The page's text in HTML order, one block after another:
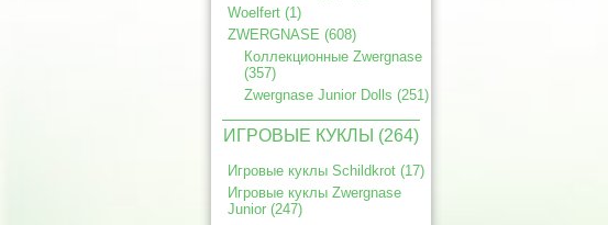
Woelfert (1)
ZWERGNASE (608)
Коллекционные Zwergnase
(357)
Zwergnase Junior Dolls (251)
ИГРОВЫЕ КУКЛЫ (264)
Игровые куклы Schildkrot (17)
Игровые куклы Zwergnase
Junior (247)